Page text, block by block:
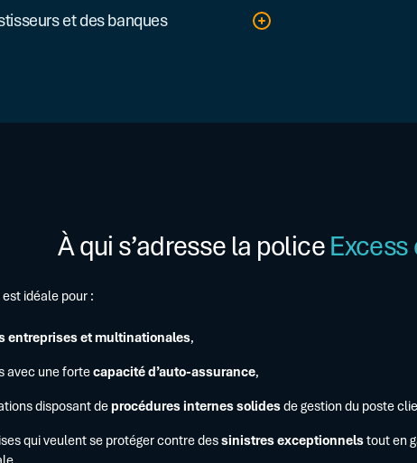
une part du risque.
et des banques
À qui s’adresse la policeExcess
idéale pour :
entreprises et multinationales,
avec une fortecapacité d’auto-assurance,
disposant deprocédures internes solidesde gestion du poste
qui veulent se protéger contre dessinistres exceptionnelstout en